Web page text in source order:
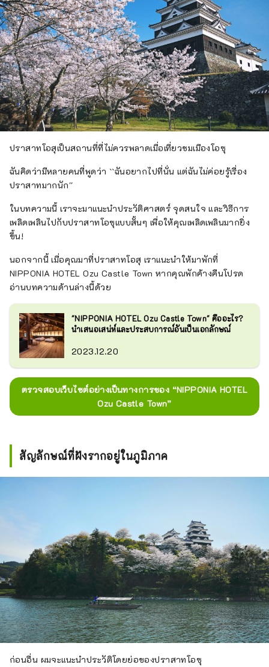
ปราสาทโอสุเป็นสถานที่ที่ไม่ควรพลาดเมื่อเที่ยวชมเมืองโอซุ
ฉันคิดว่ามีหลายคนที่พูดว่า ``ฉันอยากไปที่นั่น แต่ฉันไม่ค่อยรู้เรื่อง
ปราสาทมากนัก''
ในบทความนี้ เราจะมาแนะนำประวัติศาสตร์ จุดสนใจ และวิธีการ
เพลิดเพลินไปกับปราสาทโอซุแบบสั้นๆ เพื่อให้คุณเพลิดเพลินมากยิ่ง
ขึ้น!
นอกจากนี้ เมื่อคุณมาที่ปราสาทโอสุ เราแนะนำให้มาพักที่
NIPPONIA HOTEL Ozu Castle Town หากคุณพักค้างคืนโปรด
อ่านบทความด้านล่างนี้ด้วย
"NIPPONIA HOTEL Ozu Castle Town" คืออะไร?
นำเสนอเสน่ห์และประสบการณ์อันเป็นเอกลักษณ์
2023.12.20
ตรวจสอบเว็บไซต์อย่างเป็นทางการของ “NIPPONIA HOTEL
Ozu Castle Town”
สัญลักษณ์ที่ฝังรากอยู่ในภูมิภาค
ก่อนอื่น ผมจะแนะนำประวัติโดยย่อของปราสาทโอซุ